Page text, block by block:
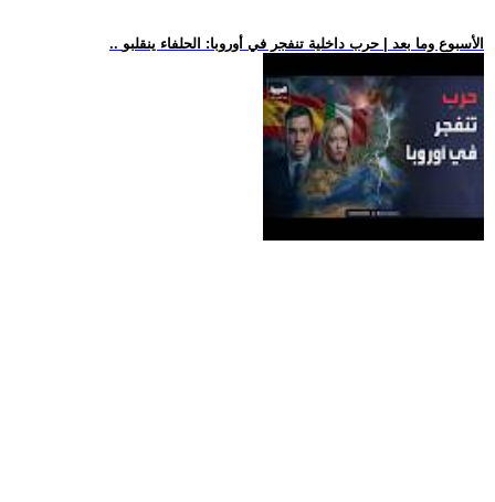
.. الأسبوع وما بعد | حرب داخلية تنفجر في أوروبا: الحلفاء ينقلبو